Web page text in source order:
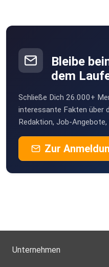
Wien
sabs4u
Wien
Wien
Bleibe
dem
Schließe Dich 26.000+
interessante Fakten über
Redaktion, Job-Angebote,
Zur
Unternehmen